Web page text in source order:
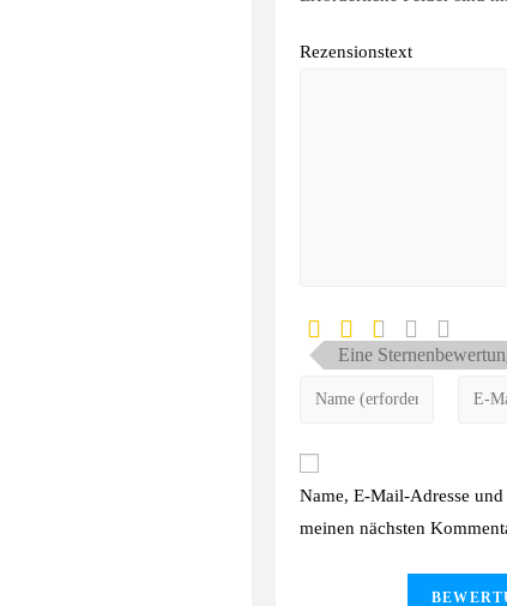
Rezensionstext
Eine
Name, E-Mail-Adresse
meinen nächsten